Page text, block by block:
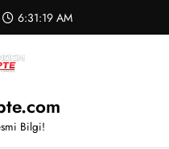
6:31:20 AM
Bilgi!